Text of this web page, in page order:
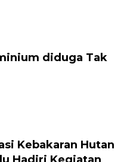
diduga Tak
Kebakaran Hutan